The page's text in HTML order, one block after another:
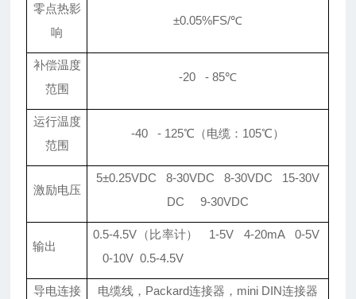
零点热影
响
±0.05%FS/℃
补偿温度
范围
-20 - 85℃
运行温度
范围
-40 - 125℃（电缆：105℃）
激励电压
5±0.25VDC 8-30VDC 8-30VDC 15-30V
DC 9-30VDC
输出
0.5-4.5V （比率计） 1-5V 4-20mA 0-5V
0-10V 0.5-4.5V
导电连接 电缆线，Packard连接器，mini DIN连接器